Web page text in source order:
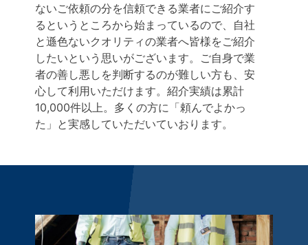
ないご依頼の分を信頼できる業者にご紹介す
るというところから始まっているので、自社
と遜色ないクオリティの業者へ皆様をご紹介
したいという思いがございます。ご自身で業
者の善し悪しを判断するのが難しい方も、安
心して利用いただけます。紹介実績は累計
10,000件以上。多くの方に「頼んでよかっ
た」と実感していただいていおります。